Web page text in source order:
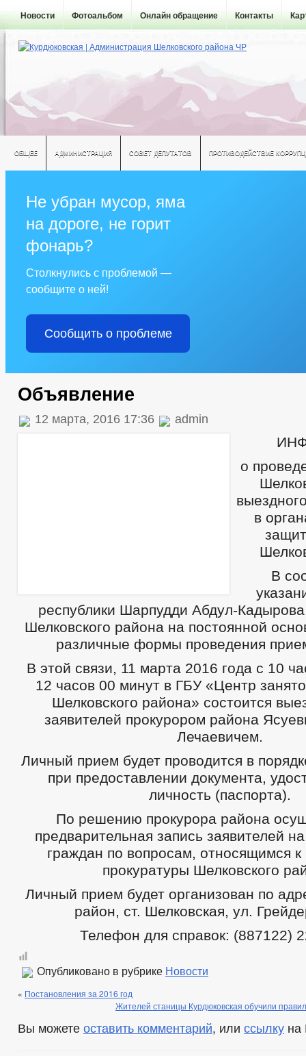
Новости Фотоальбом Онлайн обращение Контакты
ОБЩЕЕ АДМИНИСТРАЦИЯ СОВЕТ ДЕПУТАТОВ ПРОТИВОДЕЙСТВИЕ
Не убран мусор, яма
на дороге, не горит
фонарь?
Столкнулись с проблемой —
сообщите о ней!
Сообщить о проблеме
Объявление
12 марта, 2016 17:36 admin
о
в
В
республики Шарпудди Абдул-Кадырова
Шелковского района на постоянной
различные формы проведения
В этой связи, 11 марта 2016 года с 10
12 часов 00 минут в ГБУ «Центр
Шелковского района» состоится
заявителей прокурором района
Лечаевичем.
Личный прием будет проводится в
при предоставлении документа,
личность (паспорта).
По решению прокурора района
предварительная запись заявителей
граждан по вопросам, относящимся к
прокуратуры Шелковского
Личный прием будет организован по
район, ст. Шелковская, ул.
Телефон для справок: (887122)
Опубликовано в рубрике Новости
« Постановления за 2016 год
Жителей станицы Курдюковская обучили
Вы можете оставить комментарий, или ссылку на